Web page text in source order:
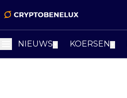
NIEUWS KOERSEN